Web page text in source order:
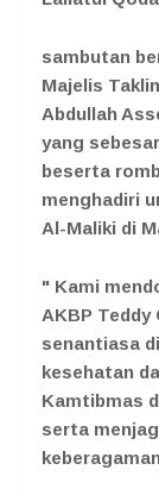
sambutan
Majelis
Abdullah
yang
beserta
menghadiri
Al-Maliki di
" Kami
AKBP
senantiasa
kesehatan
Kamtibmas
serta